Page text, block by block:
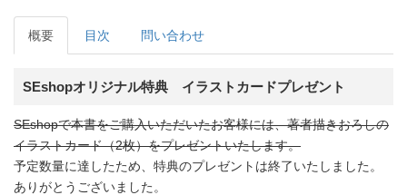
概要 目次 問い合わせ
SEshopオリジナル特典 イラストカードプレゼント
SEshopで本書をご購入いただいたお客様には、著者描きおろしの
イラストカード（2枚）をプレゼントいたします。
予定数量に達したため、特典のプレゼントは終了いたしました。
ありがとうございました。